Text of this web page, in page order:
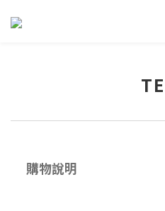
購物說明